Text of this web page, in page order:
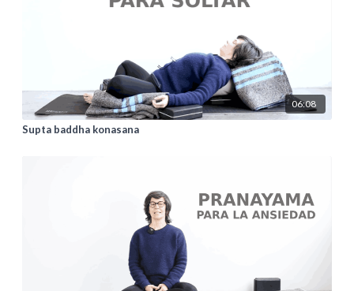
06:08
Supta baddha konasana